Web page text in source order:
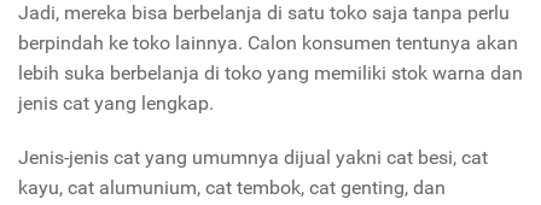
Jadi, mereka bisa berbelanja di satu toko saja tanpa perlu
berpindah ke toko lainnya. Calon konsumen tentunya akan
lebih suka berbelanja di toko yang memiliki stok warna dan
jenis cat yang lengkap.
Jenis-jenis cat yang umumnya dijual yakni cat besi, cat
kayu, cat alumunium, cat tembok, cat genting, dan